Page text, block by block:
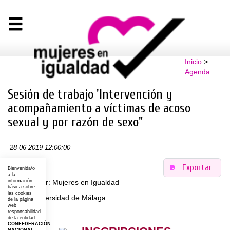
Inicio>
Agenda
Sesión de trabajo 'Intervención y
acompañamiento a víctimas de acoso
sexual y por razón de sexo"
28-06-2019 12:00:00
Exportar
Organizador: Mujeres en Igualdad
Lugar: Universidad de Málaga
Bienvenida/o
a la
información
básica sobre
las cookies
de la página
web
responsabilidad
de la entidad:
CONFEDERACIÓN